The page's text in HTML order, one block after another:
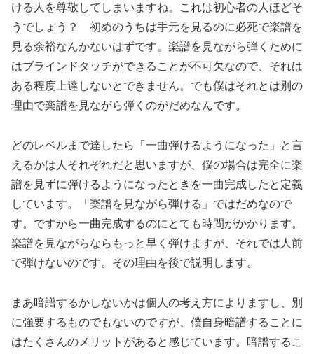
ける人を尊敬してしまいますね。これは初心者の人ほどそ
うでしょう？ 初めのうちは手元を見るのに必死で楽譜を
見る余裕なんかないはずです。楽譜を見ながら弾くために
はブラインドタッチができることが不可欠なので、それは
ある程度上達しないとできません。でも僕はそれとは別の
理由で楽譜を見ながら弾くのがだめなんです。
どのレベルまで達したら「一曲弾けるようになった」と言
えるかは人それぞれだと思いますが、僕の場合は完全に楽
譜を見ずに弾けるようになったときを一曲完成したと定義
しています。「楽譜を見ながら弾ける」ではだめなので
す。ですから一曲完成するのにとても時間がかかります。
楽譜を見ながらならもっと早く弾けますが、それでは人前
で弾けないのです。その理由を後で説明します。
まあ暗譜するかしないかは個人の考え方によりますし、別
に強要するものでもないのですが、僕自身暗譜することに
はたくさんのメリットがあると感じています。暗譜するこ